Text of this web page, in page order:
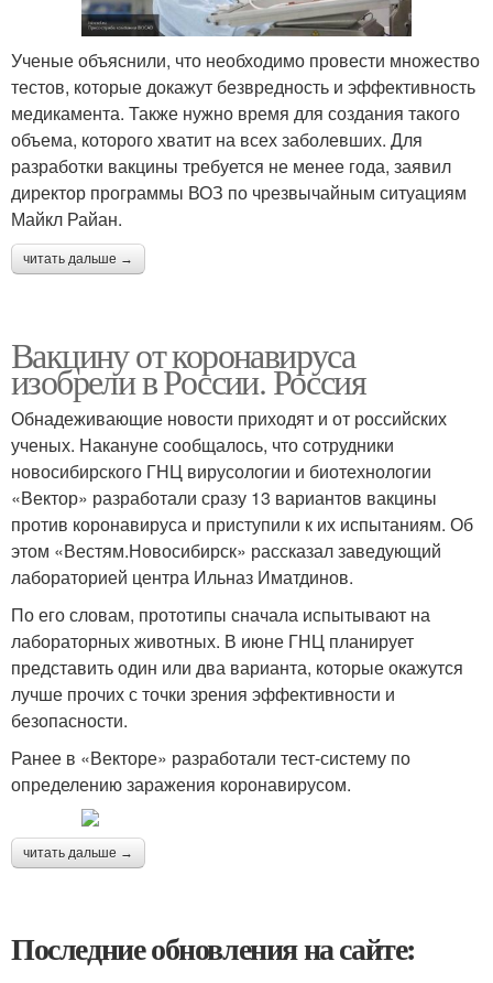
Ученые объяснили, что необходимо провести множество
тестов, которые докажут безвредность и эффективность
медикамента. Также нужно время для создания такого
объема, которого хватит на всех заболевших. Для
разработки вакцины требуется не менее года, заявил
директор программы ВОЗ по чрезвычайным ситуациям
Майкл Райан.
читать дальше →
Вакцину от коронавируса
изобрели в России. Россия
Обнадеживающие новости приходят и от российских
ученых. Накануне сообщалось, что сотрудники
новосибирского ГНЦ вирусологии и биотехнологии
«Вектор» разработали сразу 13 вариантов вакцины
против коронавируса и приступили к их испытаниям. Об
этом «Вестям.Новосибирск» рассказал заведующий
лабораторией центра Ильназ Иматдинов.
По его словам, прототипы сначала испытывают на
лабораторных животных. В июне ГНЦ планирует
представить один или два варианта, которые окажутся
лучше прочих с точки зрения эффективности и
безопасности.
Ранее в «Векторе» разработали тест-систему по
определению заражения коронавирусом.
читать дальше →
Последние обновления на сайте: